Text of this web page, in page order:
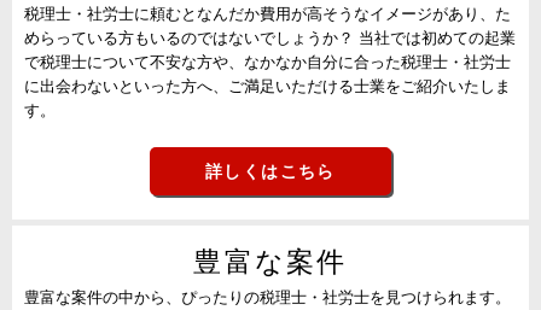
税理士・社労士に頼むとなんだか費用が高そうなイメージがあり、た
めらっている方もいるのではないでしょうか？ 当社では初めての起業
で税理士について不安な方や、なかなか自分に合った税理士・社労士
に出会わないといった方へ、ご満足いただける士業をご紹介いたしま
す。
詳しくはこちら
豊富な案件
豊富な案件の中から、ぴったりの税理士・社労士を見つけられます。